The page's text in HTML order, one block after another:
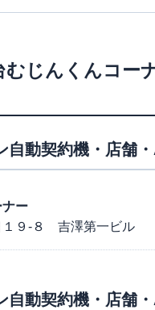
むじんくんコー
自動契約機・店舗
ー
１９-８ 吉澤第一ビル
自動契約機・店舗